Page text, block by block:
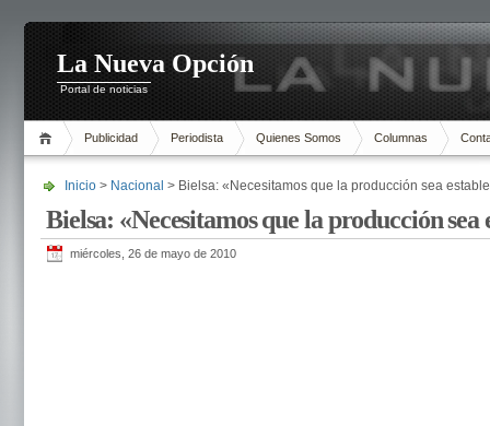
La Nueva Opción
Portal de noticias
Publicidad Periodista Quienes Somos Columnas
Inicio > Nacional > Bielsa: «Necesitamos que la producción sea
Bielsa: «Necesitamos que la producción sea
miércoles, 26 de mayo de 2010